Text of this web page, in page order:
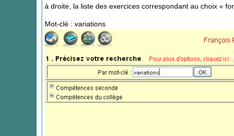
à droite, la liste des exercices correspondant au choix «
Mot-clé : variations